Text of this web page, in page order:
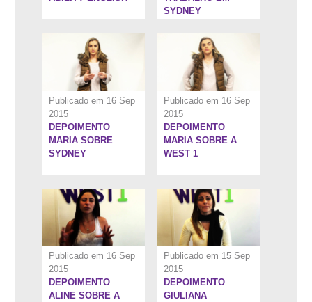
SYDNEY
Publicado em 16 Sep
2015
DEPOIMENTO
MARIA SOBRE
SYDNEY
Publicado em 16 Sep
2015
DEPOIMENTO
MARIA SOBRE A
WEST 1
Publicado em 16 Sep
2015
DEPOIMENTO
ALINE SOBRE A
Publicado em 15 Sep
2015
1:13''
DEPOIMENTO
GIULIANA
1:1''